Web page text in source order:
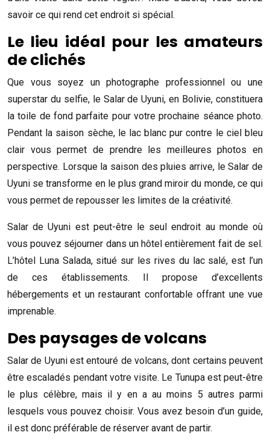
savoir ce qui rend cet endroit si spécial.
Le lieu idéal pour les amateurs
de clichés
Que vous soyez un photographe professionnel ou une
superstar du selfie, le Salar de Uyuni, en Bolivie, constituera
la toile de fond parfaite pour votre prochaine séance photo.
Pendant la saison sèche, le lac blanc pur contre le ciel bleu
clair vous permet de prendre les meilleures photos en
perspective. Lorsque la saison des pluies arrive, le Salar de
Uyuni se transforme en le plus grand miroir du monde, ce qui
vous permet de repousser les limites de la créativité.
Salar de Uyuni est peut-être le seul endroit au monde où
vous pouvez séjourner dans un hôtel entièrement fait de sel.
L’hôtel Luna Salada, situé sur les rives du lac salé, est l’un
de ces établissements. Il propose d’excellents
hébergements et un restaurant confortable offrant une vue
imprenable.
Des paysages de volcans
Salar de Uyuni est entouré de volcans, dont certains peuvent
être escaladés pendant votre visite. Le Tunupa est peut-être
le plus célèbre, mais il y en a au moins 5 autres parmi
lesquels vous pouvez choisir. Vous avez besoin d’un guide,
il est donc préférable de réserver avant de partir.